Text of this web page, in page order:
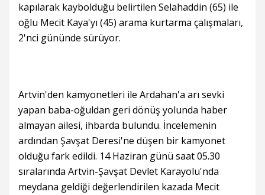
kapılarak kaybolduğu belirtilen Selahaddin (65) ile
oğlu Mecit Kaya'yı (45) arama kurtarma çalışmaları,
2'nci gününde sürüyor.
Artvin'den kamyonetleri ile Ardahan'a arı sevki
yapan baba-oğuldan geri dönüş yolunda haber
almayan ailesi, ihbarda bulundu. İncelemenin
ardından Şavşat Deresi'ne düşen bir kamyonet
olduğu fark edildi. 14 Haziran günü saat 05.30
sıralarında Artvin-Şavşat Devlet Karayolu'nda
meydana geldiği değerlendirilen kazada Mecit